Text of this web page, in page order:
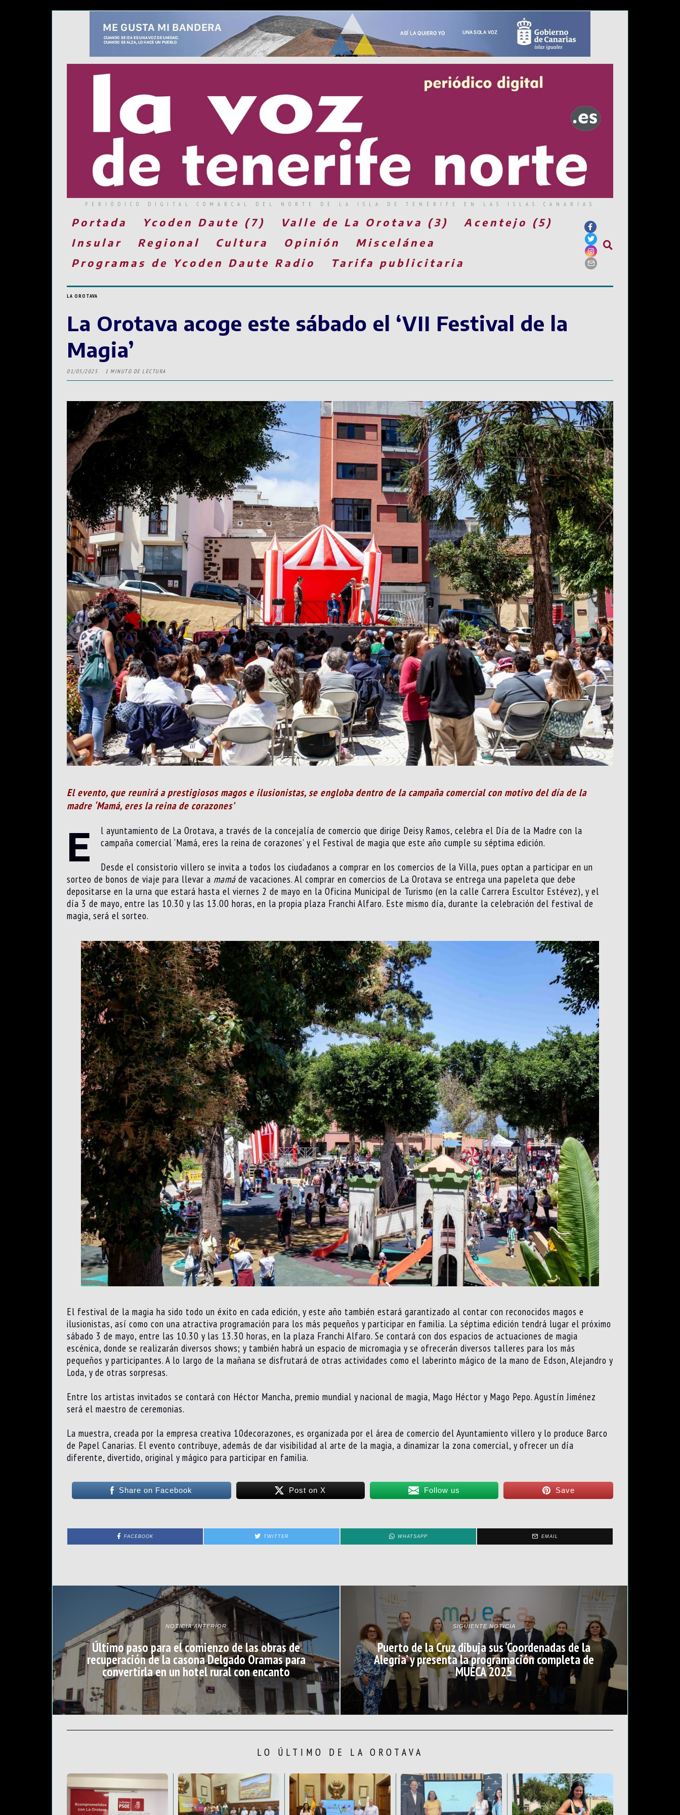
PERIÓDICO DIGITAL COMARCAL DEL NORTE DE LA ISLA DE TENERIFE EN LAS ISLAS CANARIAS
Portada Ycoden Daute (7) Valle de La Orotava (3)
Acentejo (5)
Insular
Regional Cultura Opinión
Miscelánea
Programas de Ycoden Daute Radio
Tarifa publicitaria
LA OROTAVA
La Orotava acoge este sábado el ‘VII Festival de la
Magia’
01/05/2025 1 MINUTO DE LECTURA
El evento, que reunirá a prestigiosos magos e ilusionistas, se engloba dentro de la campaña comercial con motivo del día de la
madre ‘Mamá, eres la reina de corazones’
E
l ayuntamiento de La Orotava, a través de la concejalía de comercio que dirige Deisy Ramos, celebra el Día de la Madre con la
campaña comercial ‘Mamá, eres la reina de corazones’ y el Festival de magia que este año cumple su séptima edición.
Desde el consistorio villero se invita a todos los ciudadanos a comprar en los comercios de la Villa, pues optan a participar en un
sorteo de bonos de viaje para llevar a mamá de vacaciones. Al comprar en comercios de La Orotava se entrega una papeleta que debe
depositarse en la urna que estará hasta el viernes 2 de mayo en la Oficina Municipal de Turismo (en la calle Carrera Escultor Estévez), y el
día 3 de mayo, entre las 10.30 y las 13.00 horas, en la propia plaza Franchi Alfaro. Este mismo día, durante la celebración del festival de
magia, será el sorteo.
El festival de la magia ha sido todo un éxito en cada edición, y este año también estará garantizado al contar con reconocidos magos e
ilusionistas, así como con una atractiva programación para los más pequeños y participar en familia. La séptima edición tendrá lugar el próximo
sábado 3 de mayo, entre las 10.30 y las 13.30 horas, en la plaza Franchi Alfaro. Se contará con dos espacios de actuaciones de magia
escénica, donde se realizarán diversos shows; y también habrá un espacio de micromagia y se ofrecerán diversos talleres para los más
pequeños y participantes. A lo largo de la mañana se disfrutará de otras actividades como el laberinto mágico de la mano de Edson, Alejandro y
Loda, y de otras sorpresas.
Entre los artistas invitados se contará con Héctor Mancha, premio mundial y nacional de magia, Mago Héctor y Mago Pepo. Agustín Jiménez
será el maestro de ceremonias.
La muestra, creada por la empresa creativa 10decorazones, es organizada por el área de comercio del Ayuntamiento villero y lo produce Barco
de Papel Canarias. El evento contribuye, además de dar visibilidad al arte de la magia, a dinamizar la zona comercial, y ofrecer un día
diferente, divertido, original y mágico para participar en familia.
Share on Facebook Post on X Follow us Save
FACEBOOK TWITTER WHATSAPP EMAIL
NOTICIA ANTERIOR
Último paso para el comienzo de las obras de
recuperación de la casona Delgado Oramas para
convertirla en un hotel rural con encanto
SIGUIENTE NOTICIA
Puerto de la Cruz dibuja sus ‘Coordenadas de la
Alegría’ y presenta la programación completa de
MUECA 2025
LO ÚLTIMO DE LA OROTAVA